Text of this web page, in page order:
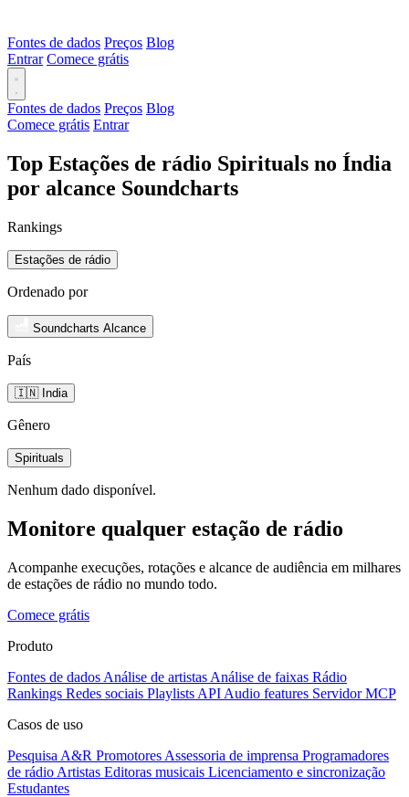
Fontes de dados Preços Blog
Entrar Comece grátis
Fontes de dados Preços Blog
Comece grátis Entrar
Top Estações de rádio Spirituals no Índia
por alcance Soundcharts
Rankings
Estações de rádio
Ordenado por
Soundcharts Alcance
País
🇮🇳 India
Gênero
Spirituals
Nenhum dado disponível.
Monitore qualquer estação de rádio
Acompanhe execuções, rotações e alcance de audiência em milhares
de estações de rádio no mundo todo.
Comece grátis
Produto
Fontes de dados Análise de artistas Análise de faixas Rádio
Rankings Redes sociais Playlists API Audio features Servidor MCP
Casos de uso
Pesquisa A&R Promotores Assessoria de imprensa Programadores
de rádio Artistas Editoras musicais Licenciamento e sincronização
Estudantes